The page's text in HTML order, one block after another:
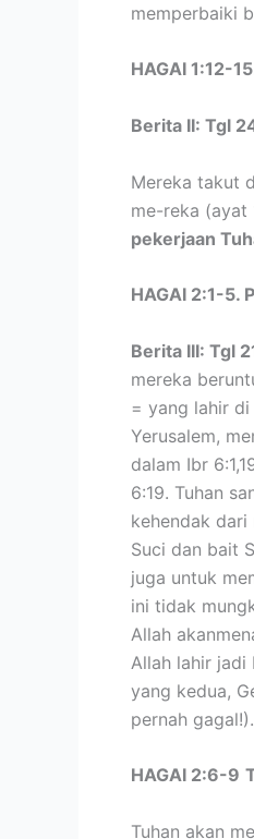
memperbaiki
HAGAI 1:12-
Berita II: Tgl
Mereka takut
me-reka (ayat
pekerjaan
HAGAI 2:1-5.
Berita III: Tgl
mereka
= yang lahir di
Yerusalem,
dalam Ibr
6:19. Tuhan
kehendak dari
Suci dan bait
juga untuk
ini tidak
Allah
Allah lahir jadi
yang kedua,
pernah gagal!).
HAGAI 2:6-9
Tuhan akan